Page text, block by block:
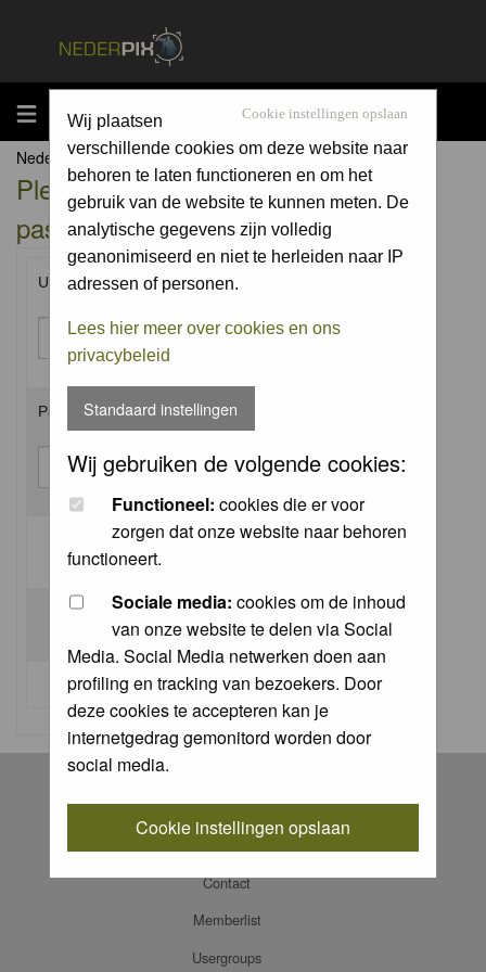
MENU Cookie instellingen opslaan
Wij plaatsen
verschillende cookies om deze website naar
behoren te laten functioneren en om het
gebruik van de website te kunnen meten. De
analytische gegevens zijn volledig
geanonimiseerd en niet te herleiden naar IP
adressen of personen.
Lees hier meer over cookies en ons
privacybeleid
Standaard instellingen
Wij gebruiken de volgende cookies:
Functioneel: cookies die er voor
zorgen dat onze website naar behoren
functioneert.
Sociale media: cookies om de inhoud
van onze website te delen via Social
Media. Social Media netwerken doen aan
profiling en tracking van bezoekers. Door
deze cookies te accepteren kan je
internetgedrag gemonitord worden door
social media.
Cookie instellingen opslaan
Nederpix.nl Forum Index
Please enter your username and
password to log in.
Username:
Password:
Log me on automatically each visit:
I forgot my password
Log in
Contact
Memberlist
Usergroups